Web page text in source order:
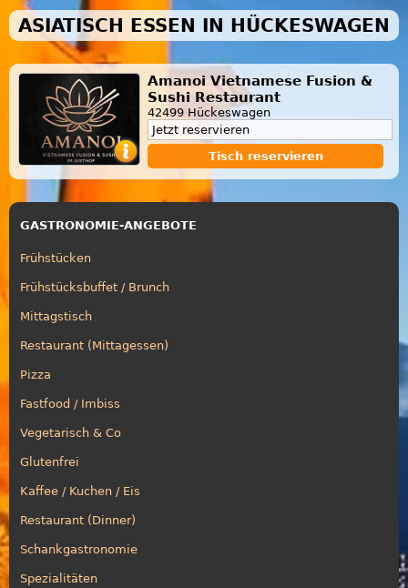
ASIATISCH ESSEN IN HÜCKESWAGEN
Amanoi Vietnamese Fusion &
Sushi Restaurant
42499 Hückeswagen
Jetzt reservieren
Tisch reservieren
GASTRONOMIE-ANGEBOTE
Frühstücken
Frühstücksbuffet / Brunch
Mittagstisch
Restaurant (Mittagessen)
Pizza
Fastfood / Imbiss
Vegetarisch & Co
Glutenfrei
Kaffee / Kuchen / Eis
Restaurant (Dinner)
Schankgastronomie
Spezialitäten